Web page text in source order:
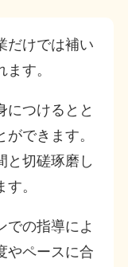
だけでは補い
す。
につけるとと
できます。
と切磋琢磨し
。
での指導によ
やペースに合